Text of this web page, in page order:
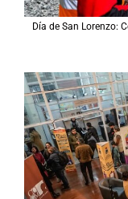
Día de San Lorenzo: